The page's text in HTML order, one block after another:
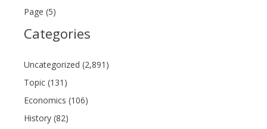
Page (5)
Categories
Uncategorized (2,891)
Topic (131)
Economics (106)
History (82)